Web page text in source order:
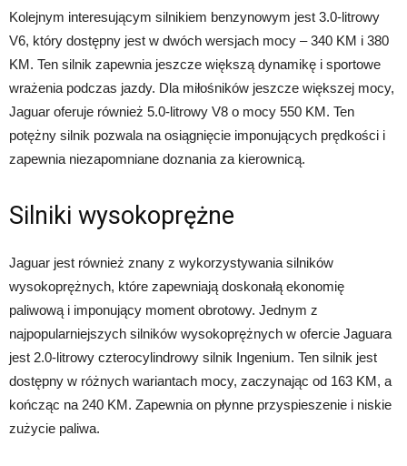
Kolejnym interesującym silnikiem benzynowym jest 3.0-litrowy
V6, który dostępny jest w dwóch wersjach mocy – 340 KM i 380
KM. Ten silnik zapewnia jeszcze większą dynamikę i sportowe
wrażenia podczas jazdy. Dla miłośników jeszcze większej mocy,
Jaguar oferuje również 5.0-litrowy V8 o mocy 550 KM. Ten
potężny silnik pozwala na osiągnięcie imponujących prędkości i
zapewnia niezapomniane doznania za kierownicą.
Silniki wysokoprężne
Jaguar jest również znany z wykorzystywania silników
wysokoprężnych, które zapewniają doskonałą ekonomię
paliwową i imponujący moment obrotowy. Jednym z
najpopularniejszych silników wysokoprężnych w ofercie Jaguara
jest 2.0-litrowy czterocylindrowy silnik Ingenium. Ten silnik jest
dostępny w różnych wariantach mocy, zaczynając od 163 KM, a
kończąc na 240 KM. Zapewnia on płynne przyspieszenie i niskie
zużycie paliwa.